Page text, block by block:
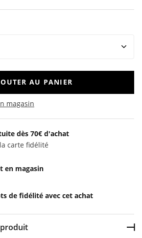
AU PANIER
magasin
dès 70€ d'achat
carte fidélité
en magasin
de fidélité avec cet achat